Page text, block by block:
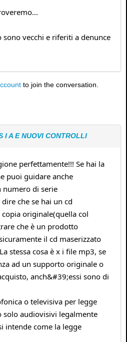
vecchi e riferiti a denunce
to join the conversation.
I A E NUOVI CONTROLLI
perfettamente!!! Se hai la
puoi guidare anche
di serie
che se hai un cd
originale(quella col
che è un prodotto
il cd maserizzato
stessa cosa è x i file mp3, se
ad un supporto originale o
anch&#39;essi sono di
o televisiva per legge
solo audiovisivi legalmente
intende come la legge